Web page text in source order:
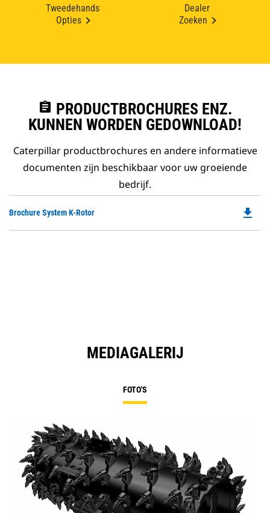
Tweedehands
Opties
Dealer
Zoeken
assignment PRODUCTBROCHURES ENZ.
KUNNEN WORDEN GEDOWNLOAD!
Caterpillar productbrochures en andere informatieve
documenten zijn beschikbaar voor uw groeiende
bedrijf.
Brochure System K-Rotor file_download
MEDIAGALERIJ
FOTO'S